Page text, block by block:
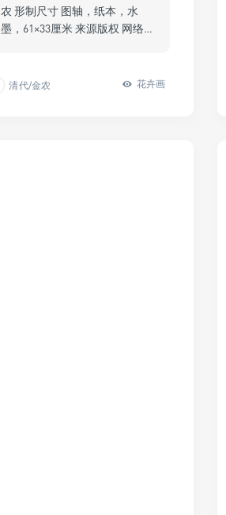
农 形制尺寸 图轴，纸本，水
墨，61×33厘米 来源版权 网络…
清代/金农 花卉画